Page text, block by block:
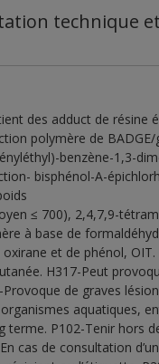
technique
des adduct de résine
polymère de
benzène-1,3-
bisphénol-A-
≤ 700), 2,4,7,9-
à base de
et de phénol,
H317-Peut
de graves
aquatiques,
terme. P102-Tenir hors
cas de consultation